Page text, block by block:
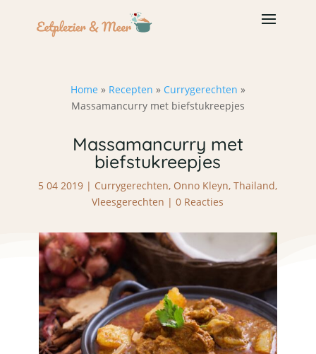
Home » Recepten » Currygerechten »
Massamancurry met biefstukreepjes
Massamancurry met
biefstukreepjes
5 04 2019 | Currygerechten, Onno Kleyn,Thailand,
Vleesgerechten |0 Reacties